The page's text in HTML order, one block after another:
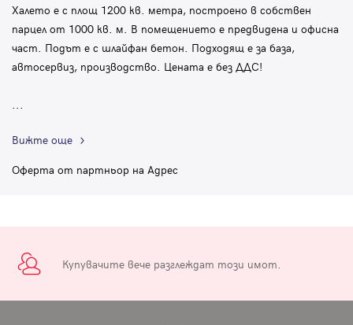
Халето е с площ 1200 кв. метра, построено в собствен
парцел от 1000 кв. м. В помещението е предвидена и офисна
част. Подът е с шлайфан бетон. Подходящ е за база,
автосервиз, производство. Цената е без ДДС!
...
Вижте още
Оферта от партньор на Адрес
Купувачите вече разглеждат този имот.